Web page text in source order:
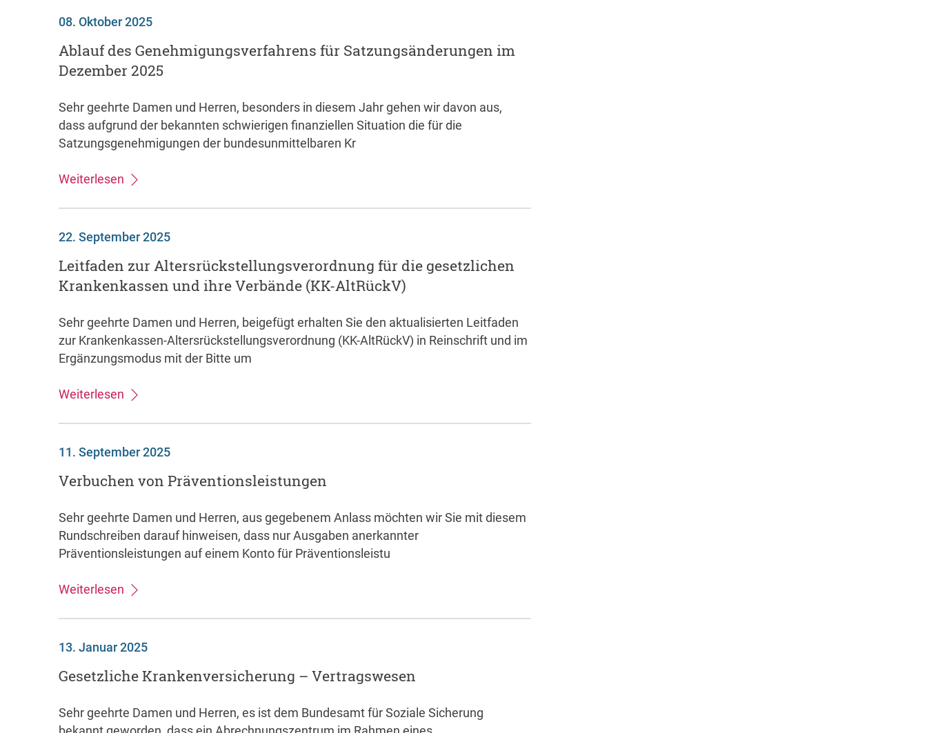
08. Oktober 2025
Ablauf des Genehmigungsverfahrens für Satzungsänderungen im
Dezember 2025
Sehr geehrte Damen und Herren, besonders in diesem Jahr gehen wir davon aus,
dass aufgrund der bekannten schwierigen finanziellen Situation die für die
Satzungsgenehmigungen der bundesunmittelbaren Kr
Weiterlesen
22. September 2025
Leitfaden zur Altersrückstellungsverordnung für die gesetzlichen
Krankenkassen und ihre Verbände (KK-AltRückV)
Sehr geehrte Damen und Herren, beigefügt erhalten Sie den aktualisierten Leitfaden
zur Krankenkassen-Altersrückstellungsverordnung (KK-AltRückV) in Reinschrift und im
Ergänzungsmodus mit der Bitte um
Weiterlesen
11. September 2025
Verbuchen von Präventionsleistungen
Sehr geehrte Damen und Herren, aus gegebenem Anlass möchten wir Sie mit diesem
Rundschreiben darauf hinweisen, dass nur Ausgaben anerkannter
Präventionsleistungen auf einem Konto für Präventionsleistu
Weiterlesen
13. Januar 2025
Gesetzliche Krankenversicherung – Vertragswesen
Sehr geehrte Damen und Herren, es ist dem Bundesamt für Soziale Sicherung